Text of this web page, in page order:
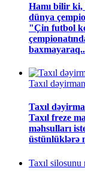
Hamı bilir ki,
dünya
"Çin futbol
Taxıl
Taxıl
Taxıl freze
məhsulları
üstünlüklərə
Taxıl silosunu